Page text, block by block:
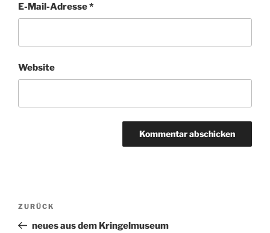
E-Mail-Adresse*
Website
Beitragsnavigation
Vorheriger
Beitrag
ZURÜCK
neues aus dem Kringelmuseum